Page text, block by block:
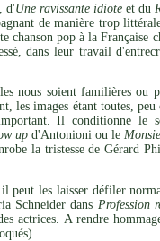
d'Une ravissante idioteet du
de manière trop
chanson pop à la Française
dans leur travail
nous soient familières ou
les images étant toutes,
Il conditionne le
up d'Antonioni ou le
la tristesse de Gérard
peut les laisser défiler
Schneider dans Profession
actrices. A rendre